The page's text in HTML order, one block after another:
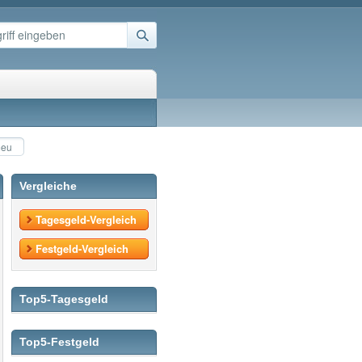
Vergleiche
Tagesgeld-Vergleich
Festgeld-Vergleich
Top5-Tagesgeld
Top5-Festgeld